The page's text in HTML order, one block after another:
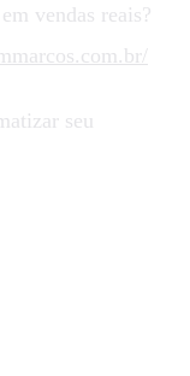
vendas reais?
seu